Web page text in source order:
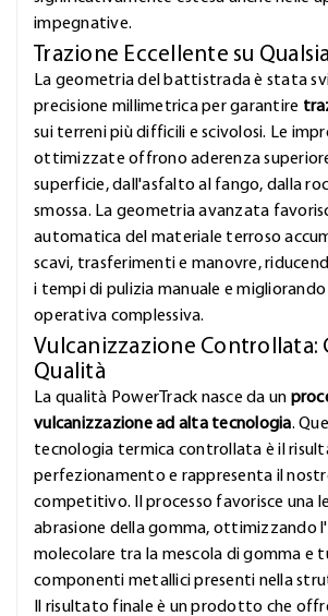
impegnative.
Trazione Eccellente su
La geometria del battistrada è stata
precisione millimetrica per garantire
sui terreni più difficili e scivolosi. Le
ottimizzate offrono aderenza
superficie, dall'asfalto al fango, dalla
smossa. La geometria avanzata
automatica del materiale terroso
scavi, trasferimenti e manovre,
i tempi di pulizia manuale e
operativa complessiva.
Vulcanizzazione Controllata:
Qualità
La qualità PowerTrack nasce da un
vulcanizzazione ad alta tecnologia.
tecnologia termica controllata è il
perfezionamento e rappresenta il
competitivo. Il processo favorisce una
abrasione della gomma, ottimizzando
molecolare tra la mescola di gomma e
componenti metallici presenti nella
Il risultato finale è un prodotto che